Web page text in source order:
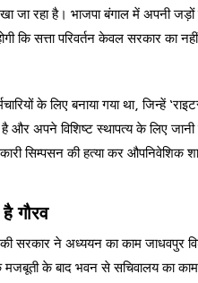
जा रहा है। भाजपा बंगाल में अपनी
कि सत्ता परिवर्तन केवल सरकार का
के लिए बनाया गया था, जिन्हें
है और अपने विशिष्ट स्थापत्य के लिए
सिम्पसन की हत्या कर औपनिवेशिक
गौरव
सरकार ने अध्ययन का काम जाधवपुर
के बाद भवन से सचिवालय का